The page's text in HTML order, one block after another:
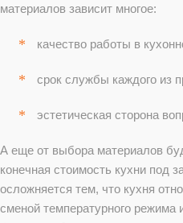
материалов зависит многое:
качество работы в
срок службы каждого из
эстетическая сторона
А еще от выбора материалов
конечная стоимость кухни под
осложняется тем, что кухня
сменой температурного